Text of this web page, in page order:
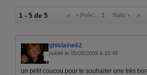
1 - 5 de 5 « ‹ Préc. 1 Suiv. › »
ghislaine62
publié le 05/08/2009 à 10:45
un petit coucou pour te souhaiter une très